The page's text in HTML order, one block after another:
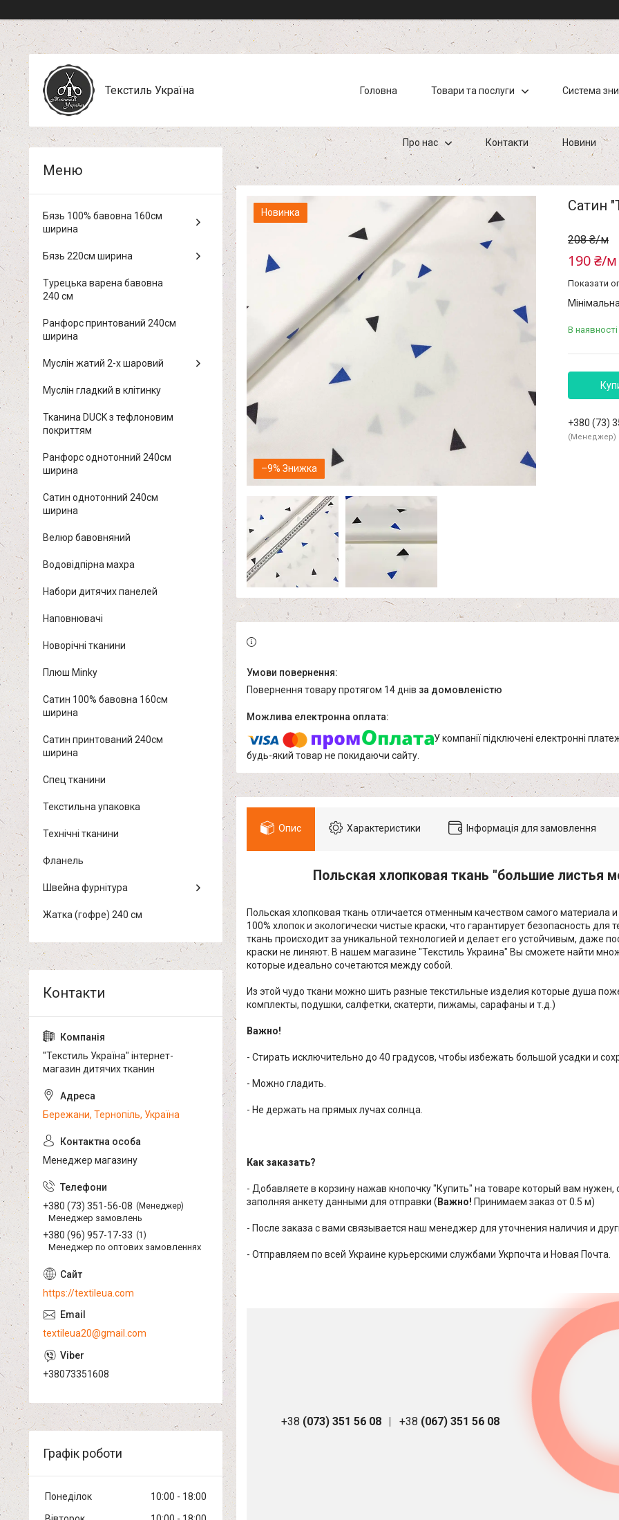
Текстиль Україна Головна Товари та послуги Система
Про нас Контакти Новини
Новинка
–9%
Сатин
208 ₴/м
190 ₴/м
Показати
В
+380 (73)
Менеджер
повернення товару протягом 14 днів за домовленістю
У компанії підключені електронні
будь-який товар не покидаючи сайту.
Опис Характеристики Інформація для замовлення
Польская хлопковая ткань "большие листья
Польская хлопковая ткань отличается отменным качеством самого материала
100% хлопок и экологически чистые краски, что гарантирует безопасность для
ткань происходит за уникальной технологией и делает его устойчивым, даже
краски не линяют. В нашем магазине "Текстиль Украина" Вы сможете найти
которые идеально сочетаются между собой.
Из этой чудо ткани можно шить разные текстильные изделия которые душа
комплекты, подушки, салфетки, скатерти, пижамы, сарафаны и т.д.)
Важно!
- Стирать исключительно до 40 градусов, чтобы избежать большой усадки и
- Можно гладить.
- Не держать на прямых лучах солнца.
Как заказать?
- Добавляете в корзину нажав кнопочку "Купить" на товаре который вам нужен,
заполняя анкету данными для отправки ( Важно! Принимаем заказ от 0.5 м)
- После заказа с вами связывается наш менеджер для уточнения наличия и
- Отправляем по всей Украине курьерскими службами Укрпочта и Новая Почта.
+38 (073) 351 56 08 +38 (067) 351 56 08
Бязь 100% бавовна 160см
ширина
Бязь 220см ширина
Турецька варена бавовна
240 см
Ранфорс принтований 240см
ширина
Муслін жатий 2-х шаровий
Муслін гладкий в клітинку
Тканина DUCK з тефлоновим
покриттям
Ранфорс однотонний 240см
ширина
Сатин однотонний 240см
ширина
Велюр бавовняний
Водовідпірна махра
Набори дитячих панелей
Наповнювачі
Новорічні тканини
Плюш Minky
Сатин 100% бавовна 160см
ширина
Сатин принтований 240см
ширина
Спец тканини
Текстильна упаковка
Технічні тканини
Фланель
Швейна фурнітура
Жатка (гофре) 240 см
"Текстиль Україна" інтернет-
магазин дитячих тканин
Бережани, Тернопіль, Україна
Менеджер магазину
+380 (73) 351-56-08 Менеджер
Менеджер замовлень
+380 (96) 957-17-33 1
Менеджер по оптових замовленнях
https://textileua.com
textileua20@gmail.com
+38073351608
Графік роботи
Понеділок 10:00
18:00